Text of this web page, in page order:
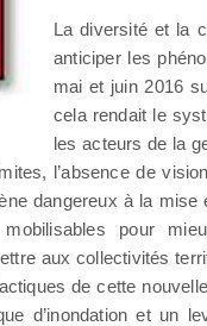
La diversité et la
anticiper les
mai et juin 2016
cela rendait le
les acteurs de la
l’absence de
dangereux à la
pour
aux collectivités
de cette
d’inondation et un